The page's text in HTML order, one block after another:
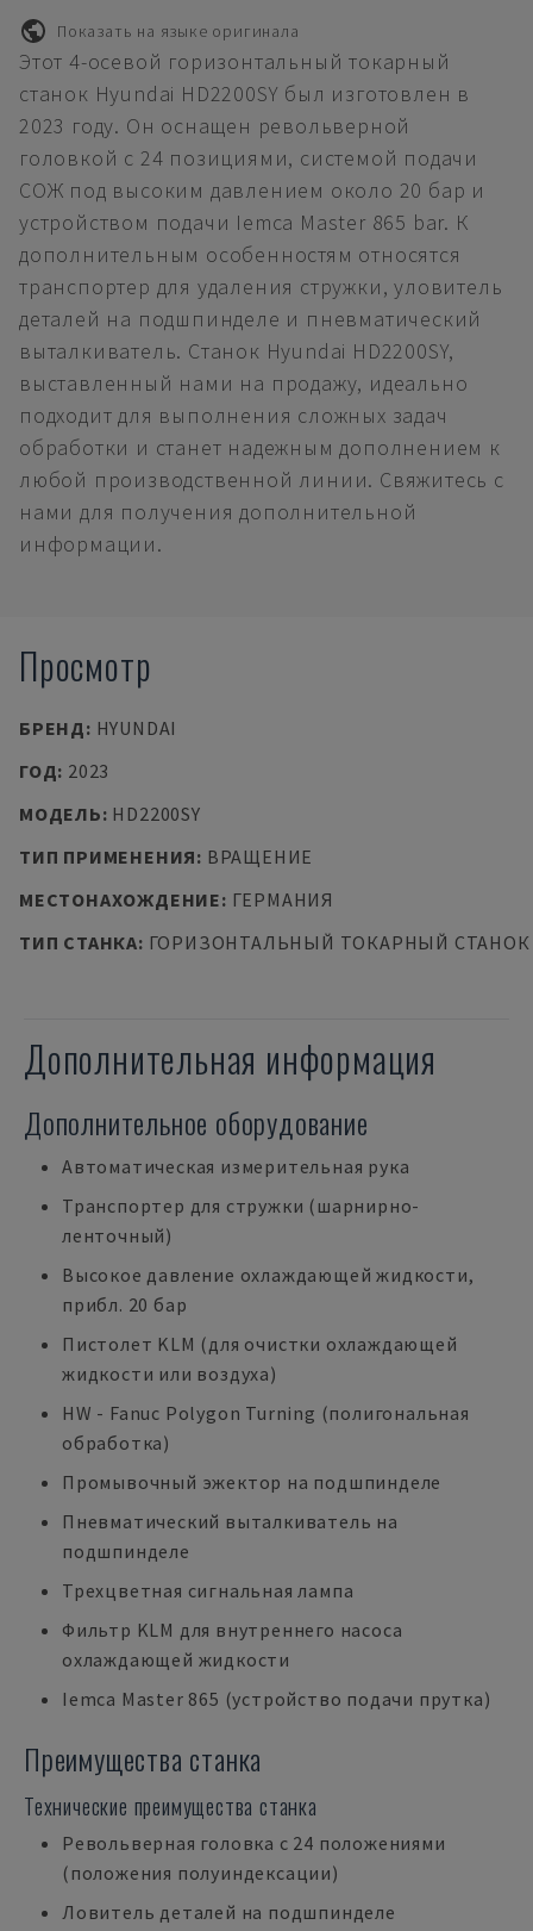
Показать на языке оригинала
Этот 4-осевой горизонтальный токарный
станок Hyundai HD2200SY был изготовлен в
2023 году. Он оснащен револьверной
головкой с 24 позициями, системой подачи
СОЖ под высоким давлением около 20 бар и
устройством подачи Iemca Master 865 bar. К
дополнительным особенностям относятся
транспортер для удаления стружки, уловитель
деталей на подшпинделе и пневматический
выталкиватель. Станок Hyundai HD2200SY,
выставленный нами на продажу, идеально
подходит для выполнения сложных задач
обработки и станет надежным дополнением к
любой производственной линии. Свяжитесь с
нами для получения дополнительной
информации.
Просмотр
БРЕНД: HYUNDAI
ГОД: 2023
МОДЕЛЬ: HD2200SY
ТИП ПРИМЕНЕНИЯ: ВРАЩЕНИЕ
МЕСТОНАХОЖДЕНИЕ: ГЕРМАНИЯ
ТИП СТАНКА: ГОРИЗОНТАЛЬНЫЙ ТОКАРНЫЙ СТАНОК
Дополнительная информация
Дополнительное оборудование
Автоматическая измерительная рука
Транспортер для стружки (шарнирно-
ленточный)
Высокое давление охлаждающей жидкости,
прибл. 20 бар
Пистолет KLM (для очистки охлаждающей
жидкости или воздуха)
HW - Fanuc Polygon Turning (полигональная
обработка)
Промывочный эжектор на подшпинделе
Пневматический выталкиватель на
подшпинделе
Трехцветная сигнальная лампа
Фильтр KLM для внутреннего насоса
охлаждающей жидкости
Iemca Master 865 (устройство подачи прутка)
Преимущества станка
Технические преимущества станка
Револьверная головка с 24 положениями
(положения полуиндексации)
Ловитель деталей на подшпинделе